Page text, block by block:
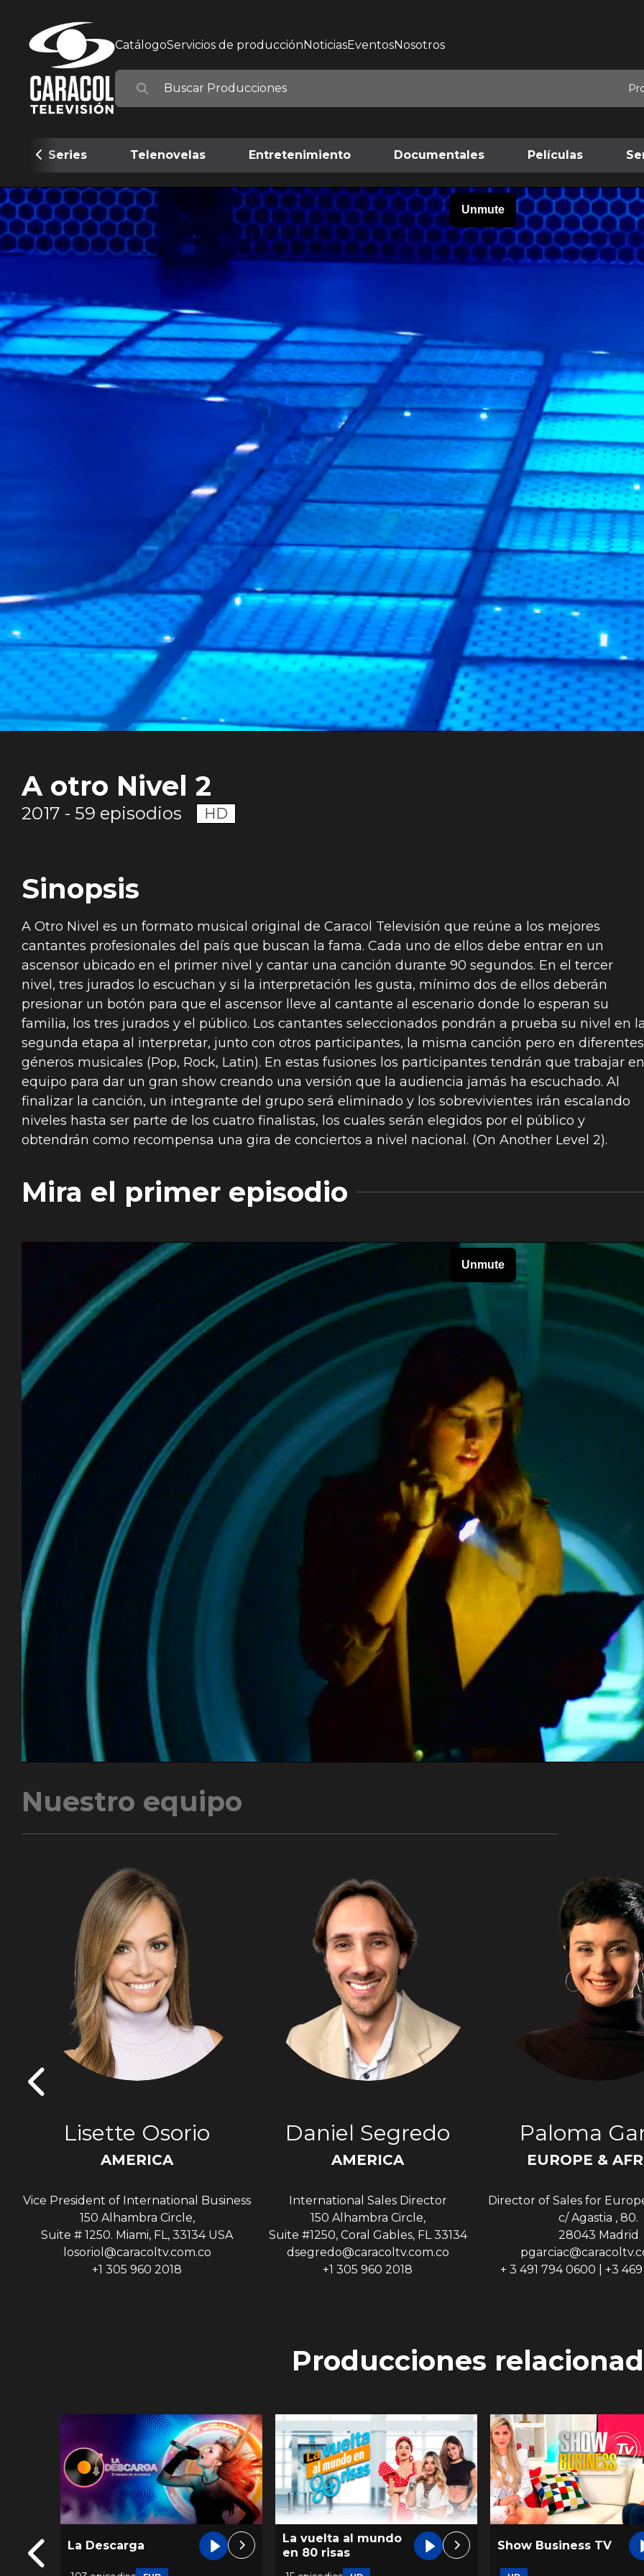
CatálogoServicios de producción NoticiasEventosNosotros
Series Telenovelas Entretenimiento Documentales Películas
A otro Nivel 2
2017 - 59 episodios HD
Sinopsis
A Otro Nivel es un formato musical original de Caracol Televisión que reúne a los mejores
cantantes profesionales del país que buscan la fama. Cada uno de ellos debe entrar en un
ascensor ubicado en el primer nivel y cantar una canción durante 90 segundos. En el tercer
nivel, tres jurados lo escuchan y si la interpretación les gusta, mínimo dos de ellos deberán
presionar un botón para que el ascensor lleve al cantante al escenario donde lo esperan su
familia, los tres jurados y el público. Los cantantes seleccionados pondrán a prueba su nivel en
segunda etapa al interpretar, junto con otros participantes, la misma canción pero en diferentes
géneros musicales (Pop, Rock, Latin). En estas fusiones los participantes tendrán que trabajar en
equipo para dar un gran show creando una versión que la audiencia jamás ha escuchado. Al
finalizar la canción, un integrante del grupo será eliminado y los sobrevivientes irán escalando
niveles hasta ser parte de los cuatro finalistas, los cuales serán elegidos por el público y
obtendrán como recompensa una gira de conciertos a nivel nacional. (On Another Level 2).
Mira el primer episodio
Nuestro equipo
Lisette Osorio
AMERICA
Vice President of International Business
150 Alhambra Circle,
Suite # 1250. Miami, FL, 33134 USA
losoriol@caracoltv.com.co
+1 305 960 2018
Daniel Segredo
AMERICA
International Sales Director
150 Alhambra Circle,
Suite #1250, Coral Gables, FL 33134
dsegredo@caracoltv.com.co
+1 305 960 2018
Paloma
EUROPE &
Director of Sales for
c/ Agastia , 80.
28043 Madrid
+ 3 491 794 0600 | +3
Producciones
La Descarga
La vuelta al mundo
en 80 risas
Show Business TV